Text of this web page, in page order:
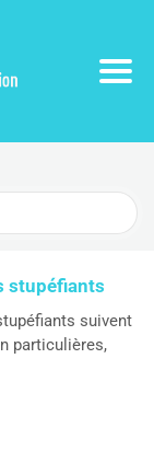
stupéfiants
suivent
particulières,